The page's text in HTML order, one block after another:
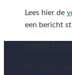
Lees hier de
een bericht